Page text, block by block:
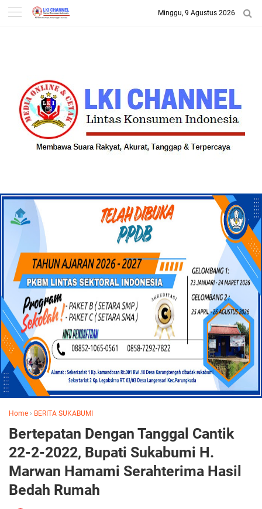
-->
Minggu, 9 Agustus 2026
Home › BERITA SUKABUMI
Bertepatan Dengan Tanggal Cantik
22-2-2022, Bupati Sukabumi H.
Marwan Hamami Serahterima Hasil
Bedah Rumah